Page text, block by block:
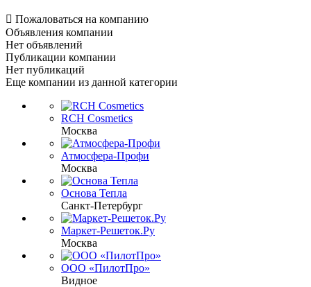
 Пожаловаться на компанию
Объявления компании
Нет объявлений
Публикации компании
Нет публикаций
Еще компании из данной категории
RCH Cosmetics
Москва
Атмосфера-Профи
Москва
Основа Тепла
Санкт-Петербург
Маркет-Решеток.Ру
Москва
ООО «ПилотПро»
Видное